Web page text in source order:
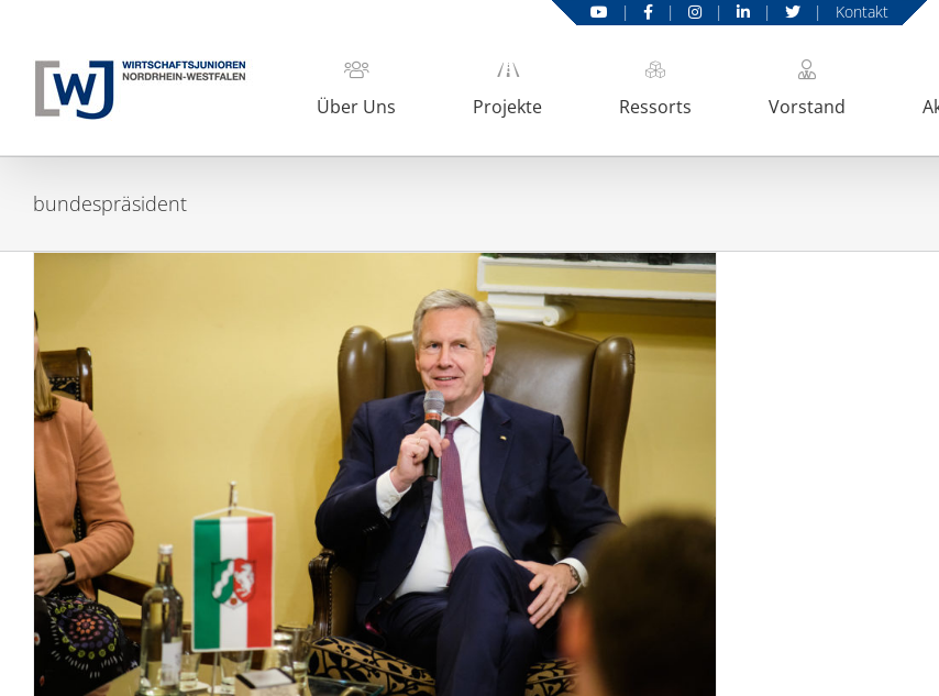
springen
Über Uns Projekte Ressorts Vorstand
| | | | | Kontakt
bundespräsident